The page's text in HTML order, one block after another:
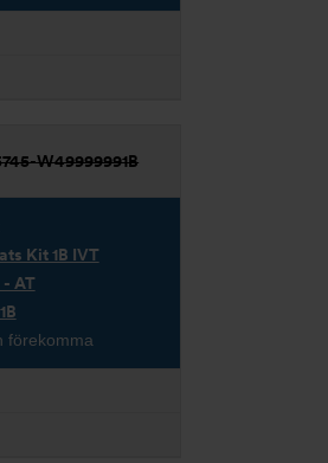
W49999991B
Kit 1B IVT
AT
förekomma